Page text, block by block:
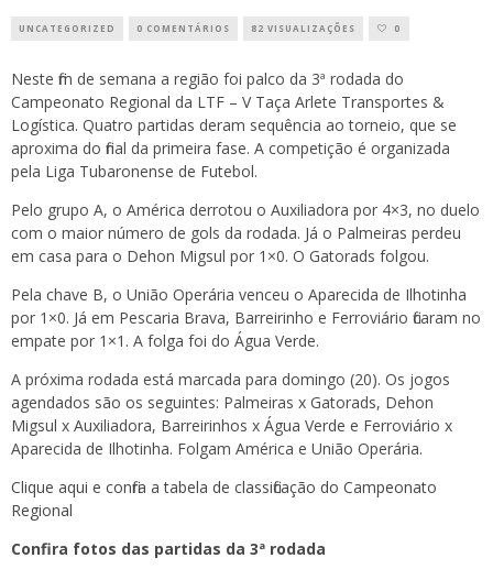
UNCATEGORIZED 0 COMENTÁRIOS 82 VISUALIZAÇÕES 0
Neste fim de semana a região foi palco da 3ª rodada do
Campeonato Regional da LTF – V Taça Arlete Transportes &
Logística. Quatro partidas deram sequência ao torneio, que se
aproxima do final da primeira fase. A competição é organizada
pela Liga Tubaronense de Futebol.
Pelo grupo A, o América derrotou o Auxiliadora por 4×3, no duelo
com o maior número de gols da rodada. Já o Palmeiras perdeu
em casa para o Dehon Migsul por 1×0. O Gatorads folgou.
Pela chave B, o União Operária venceu o Aparecida de Ilhotinha
por 1×0. Já em Pescaria Brava, Barreirinho e Ferroviário ficaram no
empate por 1×1. A folga foi do Água Verde.
A próxima rodada está marcada para domingo (20). Os jogos
agendados são os seguintes: Palmeiras x Gatorads, Dehon
Migsul x Auxiliadora, Barreirinhos x Água Verde e Ferroviário x
Aparecida de Ilhotinha. Folgam América e União Operária.
Clique aqui e confira a tabela de classificação do Campeonato
Regional
Confira fotos das partidas da 3ª rodada